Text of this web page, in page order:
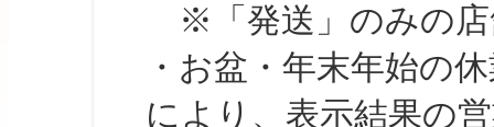
※「発送」のみの店
・お盆・年末年始の
により、表示結果の